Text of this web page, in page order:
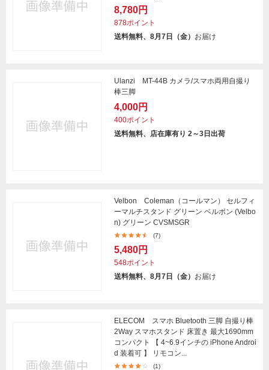
8,780円
878ポイント
送料無料、8月7日（金） お届け
Ulanzi MT-44B カメラ/スマホ両用自撮り
棒三脚
4,000円
400ポイント
送料無料、店在庫有り 2～3日出荷
Velbon Coleman（コールマン） セルフィ
ーマルチスタンド グリーン ベルボン (Velbo
n) グリーン CVSMSGR
(7)
5,480円
548ポイント
送料無料、8月7日（金） お届け
ELECOM スマホ Bluetooth 三脚 自撮り棒
2Way スマホスタンド 床置き 最大1690mm
コンパクト 【 4~6.9インチの iPhone Androi
d 装着可 】 リモコン...
(1)